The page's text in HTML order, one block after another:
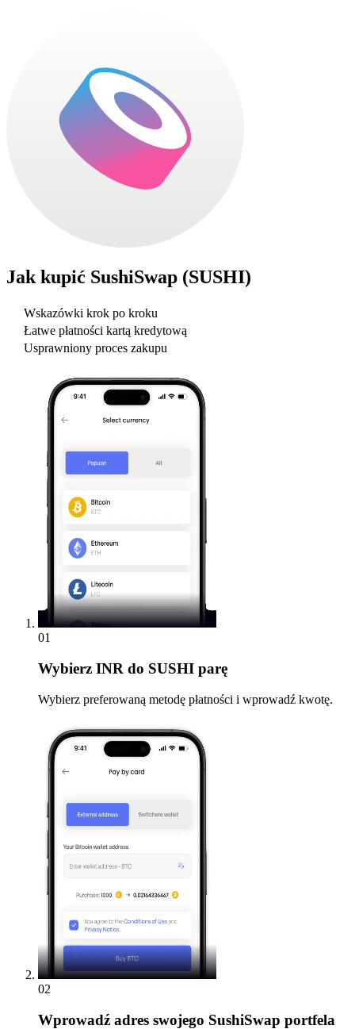
Jak kupić SushiSwap (SUSHI)
Wskazówki krok po kroku
Łatwe płatności kartą kredytową
Usprawniony proces zakupu
01
Wybierz INR do SUSHI parę
Wybierz preferowaną metodę płatności i wprowadź kwotę.
02
Wprowadź adres swojego SushiSwap portfela